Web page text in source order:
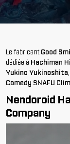
Le fabricant Good
dédiée à Hachiman
Yukino Yukinoshita
Comedy SNAFU
Nendoroid
Company